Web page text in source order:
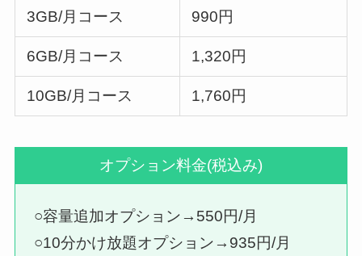
3GB/月コース 990円
6GB/月コース 1,320円
10GB/月コース 1,760円
オプション料金(税込み)
○容量追加オプション→550円/月
○10分かけ放題オプション→935円/月